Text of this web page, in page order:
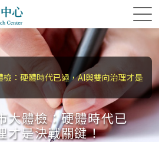
中心
檢：硬體時代已過，AI與雙向治理才是
大體檢：硬體時代已
才是決戰關鍵！